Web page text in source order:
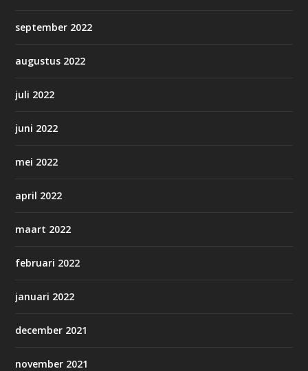
september 2022
augustus 2022
juli 2022
juni 2022
mei 2022
april 2022
maart 2022
februari 2022
januari 2022
december 2021
november 2021